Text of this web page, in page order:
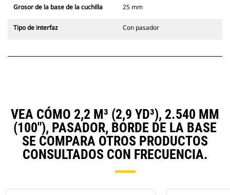
Grosor de la base de la cuchilla 25 mm
Tipo de interfaz Con pasador
VEA CÓMO 2,2 M³ (2,9 YD³), 2.540 MM
(100"), PASADOR, BORDE DE LA BASE
SE COMPARA OTROS PRODUCTOS
CONSULTADOS CON FRECUENCIA.